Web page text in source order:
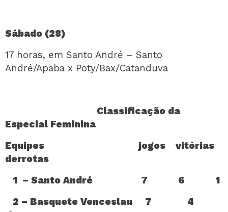
Sábado (28)
17 horas, em Santo André – Santo
André/Apaba x Poty/Bax/Catanduva
Classificação da
Especial Feminina
Equipes jogos vitórias
derrotas
1 – Santo André 7 6 1
2 – Basquete Venceslau 7 4